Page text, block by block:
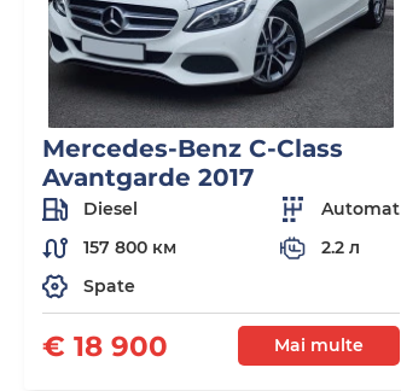
Mercedes-Benz C-Class
Avantgarde 2017
Diesel
Automat
157 800 км
2.2 л
Spate
€ 18 900 Mai multe